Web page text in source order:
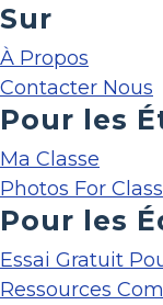
Sur
À Propos
Contacter Nous
Pour les
Ma Classe
Photos For Class
Pour les
Essai Gratuit
Ressources